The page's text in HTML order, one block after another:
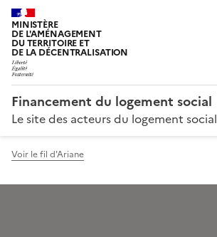
MINISTÈRE
DE L'AMÉNAGEMENT
DU TERRITOIRE ET
DE LA DÉCENTRALISATION
Financement du logement social
Le site des acteurs du logement social
Voir le fil d'Ariane